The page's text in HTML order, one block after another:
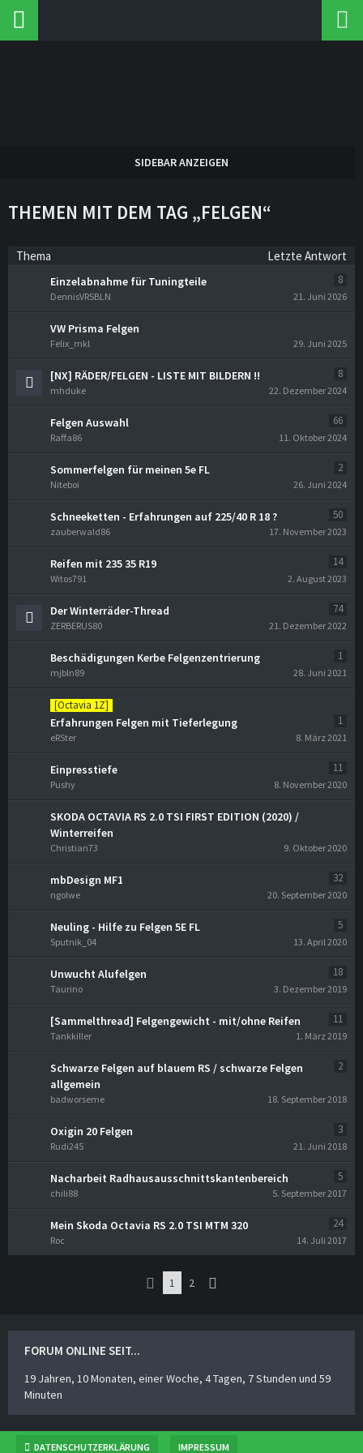
THEMEN MIT DEM TAG „FELGEN“
Thema Letzte Antwort
Einzelabnahme für Tuningteile 8
DennisVRSBLN 21. Juni 2026
VW Prisma Felgen
Felix_mkl 29. Juni 2025
[NX] RÄDER/FELGEN - LISTE MIT BILDERN !! 8
mhduke 22. Dezember 2024
Felgen Auswahl 66
Raffa86 11. Oktober 2024
Sommerfelgen für meinen 5e FL 2
Niteboi 26. Juni 2024
Schneeketten - Erfahrungen auf 225/40 R 18 ? 50
zauberwald86 17. November 2023
Reifen mit 235 35 R19 14
Witos791 2. August 2023
Der Winterräder-Thread 74
ZERBERUS80 21. Dezember 2022
Beschädigungen Kerbe Felgenzentrierung 1
mjbln89 28. Juni 2021
[Octavia 1Z]
Erfahrungen Felgen mit Tieferlegung 1
eRSter 8. März 2021
Einpresstiefe 11
Pushy 8. November 2020
SKODA OCTAVIA RS 2.0 TSI FIRST EDITION (2020) /
Winterreifen
Christian73 9. Oktober 2020
mbDesign MF1 32
ngolwe 20. September 2020
Neuling - Hilfe zu Felgen 5E FL 5
Sputnik_04 13. April 2020
Unwucht Alufelgen 18
Taurino 3. Dezember 2019
[Sammelthread] Felgengewicht - mit/ohne Reifen 11
Tankkiller 1. März 2019
Schwarze Felgen auf blauem RS / schwarze Felgen
allgemein
2
badworseme 18. September 2018
Oxigin 20 Felgen 3
Rudi245 21. Juni 2018
Nacharbeit Radhausausschnittskantenbereich 5
chili88 5. September 2017
Mein Skoda Octavia RS 2.0 TSI MTM 320 24
Roc 14. Juli 2017
1 2
FORUM ONLINE SEIT...
19 Jahren, 10 Monaten, einer Woche, 4 Tagen, 7 Stunden und 59
Minuten
DATENSCHUTZERKLÄRUNG IMPRESSUM